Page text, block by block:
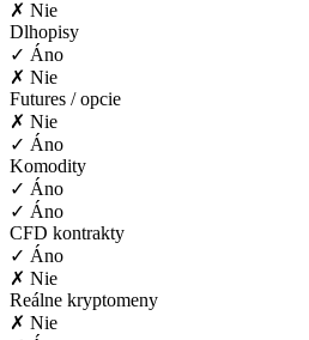
✗ Nie
Dlhopisy
✓ Áno
✗ Nie
Futures / opcie
✗ Nie
✓ Áno
Komodity
✓ Áno
✓ Áno
CFD kontrakty
✓ Áno
✗ Nie
Reálne kryptomeny
✗ Nie